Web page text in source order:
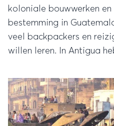
koloniale bouwwerken
bestemming in
veel backpackers en
willen leren. In Antigua
valt genoeg te beleven.